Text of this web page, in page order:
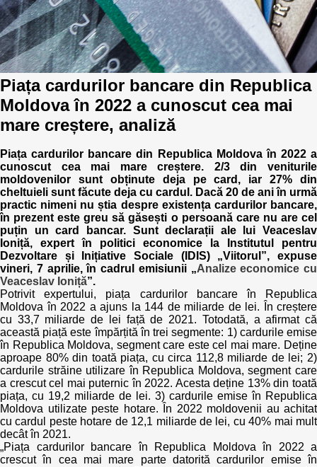
Rapoarte
Inițiative în derulare
Inițiative desfășurate
Manual de proceduri
Note & poziții​
Organigrama IDIS
Anunțuri
Consiliul consulativ internațional IDIS
Politici regionale
Bunele practici
Laborator sociometric
Transparența guvernării locale
People Watch
Proces democratic
Agenda Națională de Business
Puterea hibridă
15 minute de realism economic
Trend Hunter
Buletin EU-STRAT
Aplică la BUNELE PRACTICI
Transparența întreprinderilor de stat
Cele mai bune și cele mai proaste politici locale din
Moldova
Piața cardurilor bancare din Republica
Moldova în 2022 a cunoscut cea mai
mare creștere, analiză
Piața cardurilor bancare din Republica Moldova în 2022 a
cunoscut cea mai mare creștere. 2/3 din veniturile
moldovenilor sunt obținute deja pe card, iar 27% din
cheltuieli sunt făcute deja cu cardul. Dacă 20 de ani în urmă
practic nimeni nu știa despre existența cardurilor bancare,
în prezent este greu să găsești o persoană care nu are cel
puțin un card bancar. Sunt declarații ale lui Veaceslav
Ioniță, expert în politici economice la Institutul pentru
Dezvoltare și Inițiative Sociale (IDIS) „Viitorul”, expuse
vineri, 7 aprilie, în cadrul emisiunii „Analize economice cu
Veaceslav Ioniță”.
Potrivit expertului, piața cardurilor bancare în Republica
Moldova în 2022 a ajuns la 144 de miliarde de lei. În creștere
cu 33,7 miliarde de lei față de 2021. Totodată, a afirmat că
această piață este împărțită în trei segmente: 1) cardurile emise
în Republica Moldova, segment care este cel mai mare. Deține
aproape 80% din toată piața, cu circa 112,8 miliarde de lei; 2)
cardurile străine utilizare în Republica Moldova, segment care
a crescut cel mai puternic în 2022. Acesta deține 13% din toată
piața, cu 19,2 miliarde de lei. 3) cardurile emise în Republica
Moldova utilizate peste hotare. În 2022 moldovenii au achitat
cu cardul peste hotare de 12,1 miliarde de lei, cu 40% mai mult
decât în 2021.
„Piața cardurilor bancare în Republica Moldova în 2022 a
crescut în cea mai mare parte datorită cardurilor emise în